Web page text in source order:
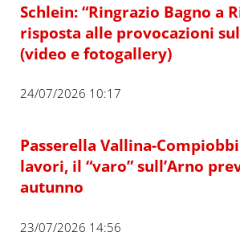
Schlein: “Ringrazio Bagno a
risposta alle provocazioni
(video e fotogallery)
24/07/2026 10:17
Passerella Vallina-
lavori, il “varo” sull’Arno
autunno
23/07/2026 14:56